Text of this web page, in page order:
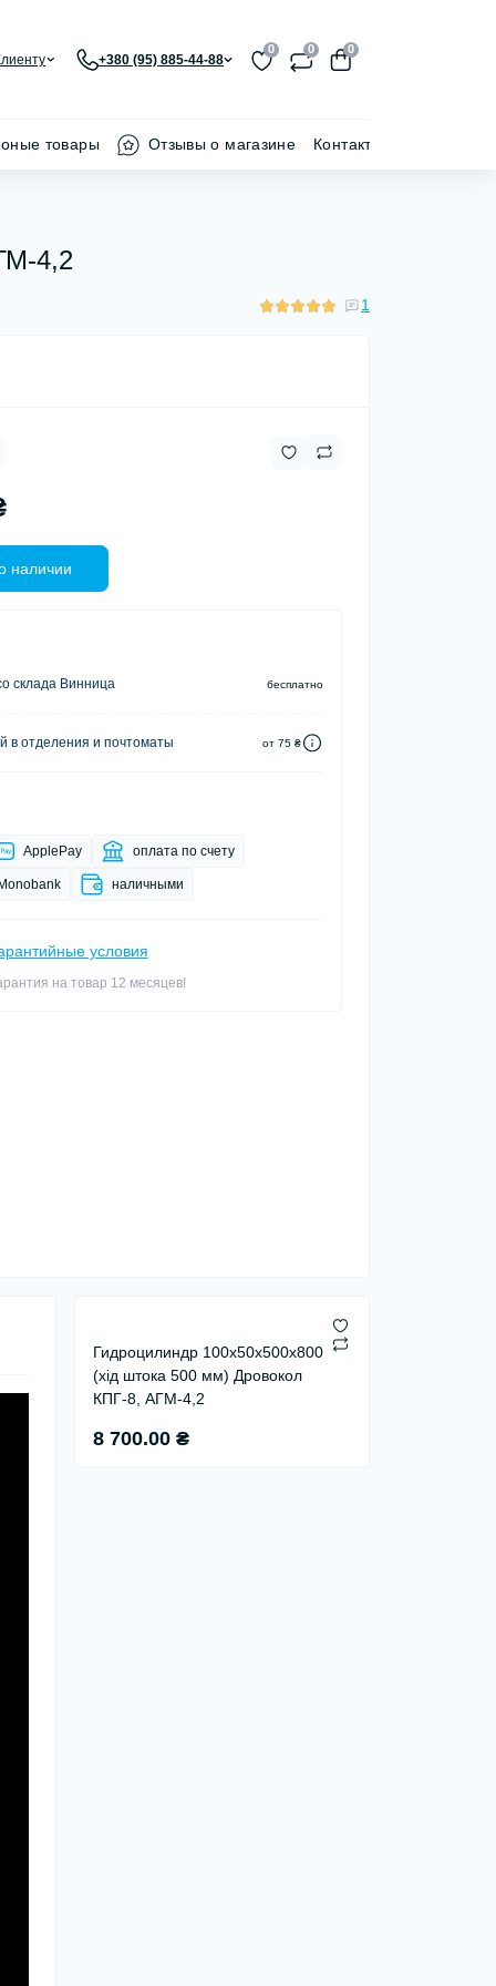
+380 (95) 885-44-88
0 0 0
товары Отзывы о магазине Контакти
4,2
1
наличии
склада Винница бесплатно
в отделения и почтоматы от 75 ₴
ApplePay оплата по счету
наличными
условия
на товар 12 месяцев!
Гидроцилиндр 100х50х500х800
(хід штока 500 мм) Дровокол
КПГ-8, АГМ-4,2
8 700.00 ₴